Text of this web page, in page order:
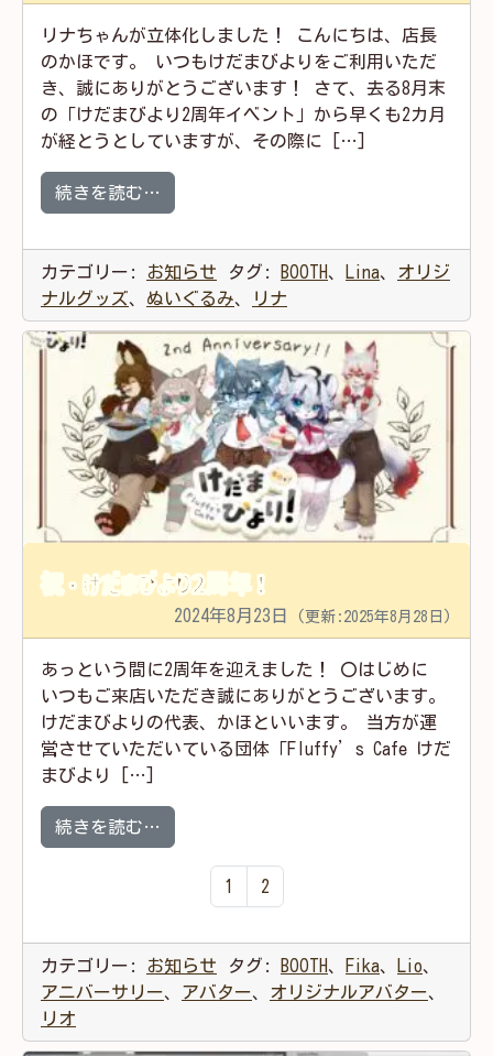
リナちゃんが立体化しました！ こんにちは、店長
のかほです。 いつもけだまびよりをご利用いただ
き、誠にありがとうございます！ さて、去る8月末
の「けだまびより2周年イベント」から早くも2カ月
が経とうとしていますが、その際に […]
続きを読む…
カテゴリー: お知らせ タグ: BOOTH、 Lina、
オリジ
ナルグッズ、 ぬいぐるみ、 リナ
祝・けだまびより2周年！
2024年8月23日 (更新:2025年8月28日)
あっという間に2周年を迎えました！ 〇はじめに
いつもご来店いただき誠にありがとうございます。
けだまびよりの代表、かほといいます。 当方が運
営させていただいている団体「Fluffy’s Cafe けだ
まびより […]
続きを読む…
1 2
カテゴリー: お知らせ タグ: BOOTH、 Fika、 Lio、
アニバーサリー、 アバター、 オリジナルアバター、
リオ